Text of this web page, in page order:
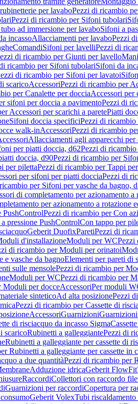
per lavaboPezzi di ricambio
Pezzi di ricambio per Sifoni tubolari
ad immersione per lavaboSifoni a
incassoAllacciamenti per lavaboPezzi
ComandiSifoni per lavelliPezzi di
di ricambio per Giunti per lavello
ricambio per Sifoni tubolariSifoni da
di ricambio per Sifoni per lavatoi
scaricoAccessoriPezzi di ricambio per
per Canalette per docciaAccessori per
sifoni per doccia a pavimentoPezzi di
Accessori per scarichi a paretePiatti
Sifoni doccia specificiPezzi di
walk-inAccessoriPezzi di ricambio
Allacciamenti agli apparecchi per
per piatti doccia, d62Pezzi di
doccia, d90Pezzi di ricambio per
per pilettaPezzi di ricambio per Tappi
per sifoni per piatti docciaPezzi di
per Sifoni per vasche da bagno,
di completamento per azionamento a
per azionamento a rotazione
PushControlPezzi di ricambio per Con
pressione PushControlCon tappo per
Geberit DuofixParetiPezzi di
d'installazioneModuli per WCPezzi
di ricambio per Moduli per orinatoi
e vasche da bagnoElementi per pareti di
sulle mensolePezzi di ricambio per
Moduli per WCPezzi di ricambio per
Moduli per docceAccessoriPer moduli
sinteticoAd alta posizionePezzi
Pezzi di ricambio per Cassette di
AccessoriGuarnizioni
di risciacquo da incasso Sigma
scaricoRubinetti a galleggiantePezzi di
Rubinetti a galleggiante per cassette di
Rubinetti a galleggiante per cassette in
a due quantitàPezzi di ricambio per
Adduzione idricaGeberit FlowFit
RaccordiCollettori con raccordo
Guarnizioni per raccordiCopertura per
Geberit VolexTubi riscaldamento